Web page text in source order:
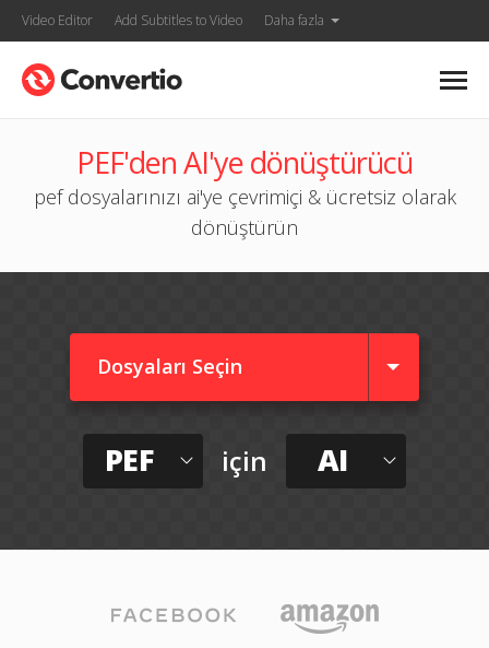
Video Editor Add Subtitles to Video Daha fazla
PEF'den AI'ye dönüştürücü
pef dosyalarınızı ai'ye çevrimiçi & ücretsiz olarak
dönüştürün
Dosyaları Seçin
PEF için AI